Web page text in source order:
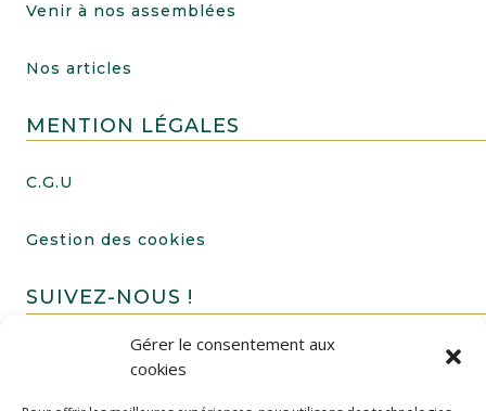
Gérer le consentement aux
cookies
Venir à nos assemblées
Nos articles
MENTION LÉGALES
C.G.U
Gestion des cookies
SUIVEZ-NOUS !